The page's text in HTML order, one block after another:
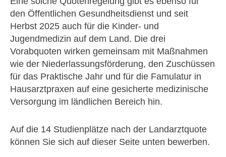
den Öffentlichen Gesundheitsdienst und seit
Herbst 2025 auch für die Kinder- und
Jugendmedizin auf dem Land. Die drei
Vorabquoten wirken gemeinsam mit Maßnahmen
wie der Niederlassungsförderung, den Zuschüssen
für das Praktische Jahr und für die Famulatur in
Hausarztpraxen auf eine gesicherte medizinische
Versorgung im ländlichen Bereich hin.
Auf die 14 Studienplätze nach der Landarztquote
können Sie sich auf dieser Seite unten bewerben.